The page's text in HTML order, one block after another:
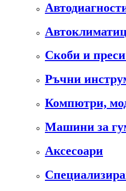
Скоби и
Ръчни
Компютри,
Машини за
Аксесоари